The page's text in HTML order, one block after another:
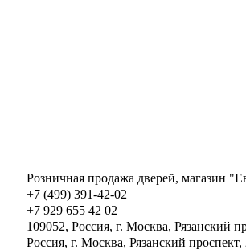
Розничная продажа дверей, магазин "
+7 (499) 391-42-02
+7 929 655 42 02
109052, Россия, г. Москва, Рязанский
Россия, г. Москва, Рязанский проспект,